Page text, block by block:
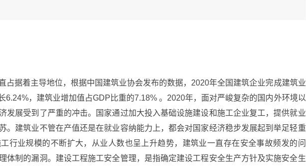
占据着主导地位，根据中国建筑业协会发布的数据，2020年全国建筑企业完成建筑业
6.24%，建筑业增加值占GDP比重的7.18% 。2020年，面对严峻复杂的国内外环境以
发展受到了严重的冲击。国家通过加大投入基础设施建设和施工企业复工，提供就业
。建筑业不管在产值还是在就业容纳能力上，都会对国家经济稳步发展起到举足轻重
行业规模的不断扩大，从业人数也呈上升趋势，建筑业一直存在安全事故频发的问
体制的漏洞。建设工程施工安全管理，是指确定建设工程安全生产方针及实施安全生